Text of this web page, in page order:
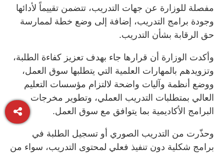
مفصلة للوزارة عن جهات التدريب، تتضمن تقييماً لأدائها
وجودة برامج التدريب، إضافة إلى وضع خطة لممارسة
حق الرقابة بشأن التدريب.
وأكدت الوزارة أن قرارها جاء بهدف تعزيز كفاءة الطلبة،
وتزويدهم بالمهارات العلمية التي يتطلبها سوق العمل،
ووضع أنظمة وآليات واضحة لالتزام مؤسسات التعليم
العالي بمتطلبات التدريب العملي، وتطوير مخرجات
البرامج الأكاديمية بما يتوافق مع سوق العمل.
وحذّرت من التدريب الصوري أو تسجيل الطلبة في
برامج شكلية دون تنفيذ فعلي لمحتوى التدريب، سواء من